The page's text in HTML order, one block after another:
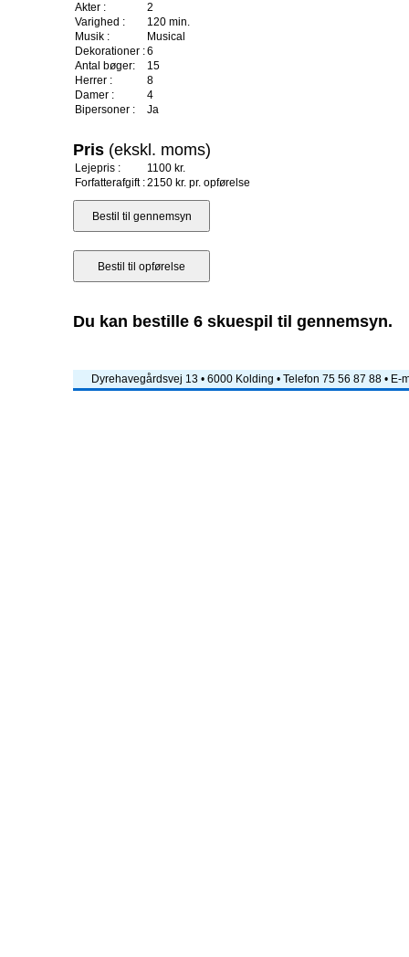
Akter :
2
Varighed :
120 min.
Musik :
Musical
Dekorationer :6
Antal bøger:
15
Herrer :
8
Damer :
4
Bipersoner :
Ja
Pris (ekskl. moms)
Lejepris :
1100 kr.
Forfatterafgift :2150 kr. pr. opførelse
Du kan bestille 6 skuespil til gennemsyn.
Dyrehavegårdsvej 13 • 6000 Kolding • Telefon 75 56 87 88 • E-